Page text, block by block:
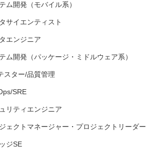
ム開発（モバイル系）
サイエンティスト
エンジニア
ム開発（パッケージ・ミドルウェア系）
スター/品質管理
SRE
リティエンジニア
ェクトマネージャー・プロジェクトリーダー
ジSE